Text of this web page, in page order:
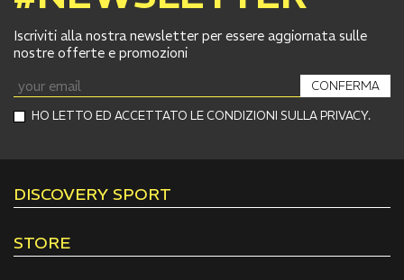
Iscriviti alla nostra newsletter per essere aggiornata sulle
nostre offerte e promozioni
HO LETTO ED ACCETTATO LE CONDIZIONI SULLA PRIVACY.
CONFERMA
DISCOVERY SPORT
STORE